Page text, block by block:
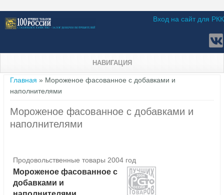
Вход на сайт для РКК
НАВИГАЦИЯ
Вы здесь
Главная » Мороженое фасованное с добавками и
наполнителями
Мороженое фасованное с добавками и
наполнителями
Продовольственные товары 2004 год
Мороженое фасованное с
добавками и